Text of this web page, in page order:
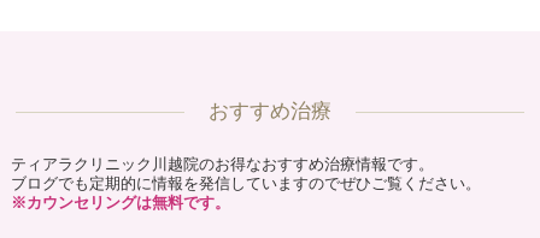
おすすめ治療
ティアラクリニック川越院のお得なおすすめ治療情報です。
ブログでも定期的に情報を発信していますのでぜひご覧ください。
※カウンセリングは無料です。